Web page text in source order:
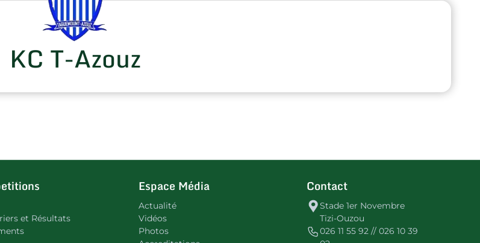
KC T-Azouz
et Résultats
Espace Média
Actualité
Vidéos
Photos
Contact
Stade 1er Novembre
Tizi-Ouzou
026 11 55 92 // 026 10 39